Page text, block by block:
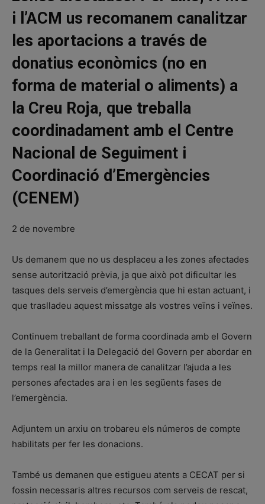
i l’ACM us recomanem canalitzar
les aportacions a través de
donatius econòmics (no en
forma de material o aliments) a
la Creu Roja, que treballa
coordinadament amb el Centre
Nacional de Seguiment i
Coordinació d’Emergències
(CENEM)
2 de novembre
Us demanem que no us desplaceu a les zones afectades
sense autorització prèvia, ja que això pot dificultar les
tasques dels serveis d’emergència que hi estan actuant, i
que traslladeu aquest missatge als vostres veïns i veïnes.
Continuem treballant de forma coordinada amb el Govern
de la Generalitat i la Delegació del Govern per abordar en
temps real la millor manera de canalitzar l’ajuda a les
persones afectades ara i en les següents fases de
l’emergència.
Adjuntem un arxiu on trobareu els números de compte
habilitats per fer les donacions.
També us demanen que estigueu atents a CECAT per si
fossin necessaris altres recursos com serveis de rescat,